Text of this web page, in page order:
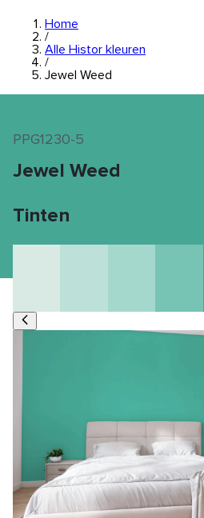
Home
/
Alle Histor kleuren
/
Jewel Weed
PPG1230-5
Jewel Weed
Tinten